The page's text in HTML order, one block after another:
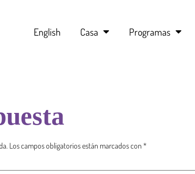
English Casa Programas
Los campos obligatorios están marcados con *